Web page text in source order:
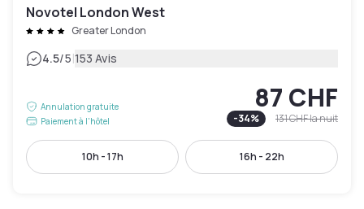
Novotel London West
Greater London
4.5/5|153 Avis
Annulation gratuite
Paiement à l'hôtel
87 CHF
-34% 131 CHFla nuit
10h - 17h 16h - 22h